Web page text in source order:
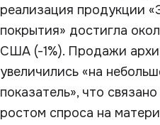
реализация продукции
покрытия» достигла
США (-1%). Продажи
увеличились «на
показатель», что
ростом спроса на